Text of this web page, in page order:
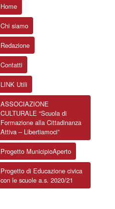
Home
Chi siamo
Redazione
Contatti
LINK Utili
ASSOCIAZIONE
CULTURALE “Scuola di
Formazione alla Cittadinanza
Attiva – Libertiamoci”
Progetto MunicipioAperto
Progetto di Educazione civica
con le scuole a.s. 2020/21